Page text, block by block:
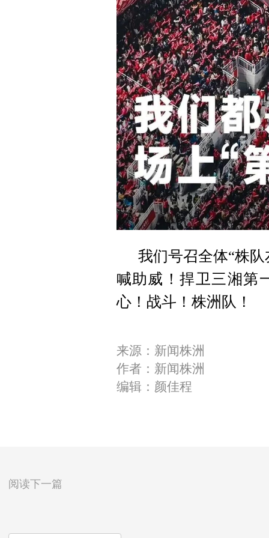
我们号召全体“株
喊助威！捍卫三湘第
心！战斗！株洲队！
来源：新闻株洲
作者：新闻株洲
编辑：颜佳程
阅读下一篇